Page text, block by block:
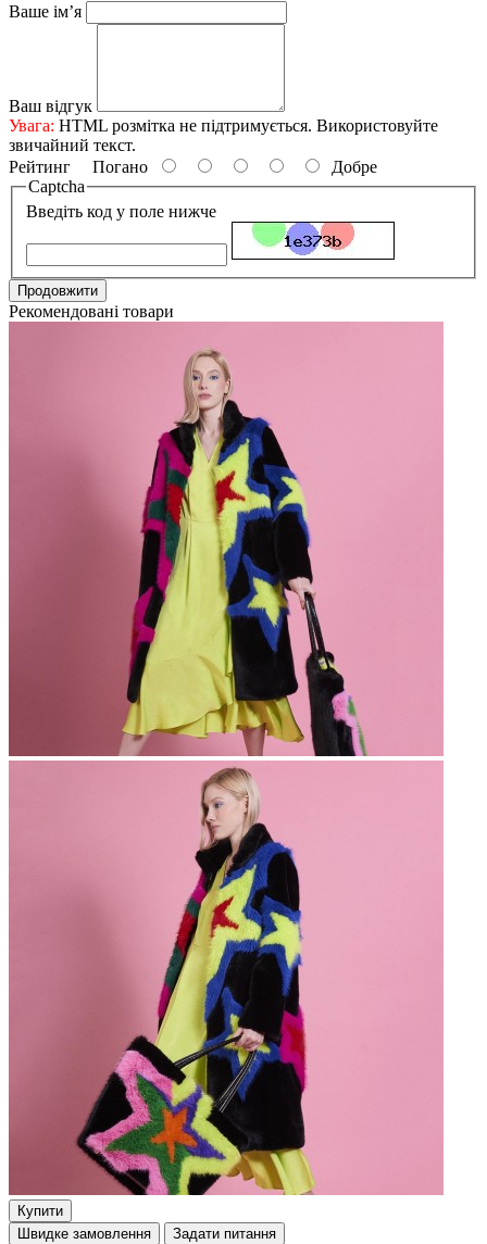
Ваше ім’я
Ваш відгук
Увага: HTML розмітка не підтримується. Використовуйте
звичайний текст.
Рейтинг Погано
Добре
Captcha
Введіть код у поле нижче
Продовжити
Рекомендовані товари
Купити
Швидке замовлення
Задати питання